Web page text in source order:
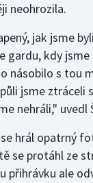
neohrozila.
jak jsme
gardu, kdy
násobilo s tou
jsme ztráceli
nehráli," uvedl
hrál opatrný
se protáhl ze
přihrávku ale